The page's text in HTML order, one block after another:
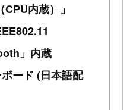
内蔵）」
」内蔵
ード (日本語配